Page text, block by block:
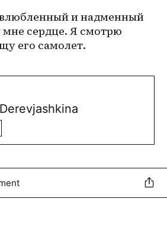
и надменный
сердце. Я смотрю
его самолет.